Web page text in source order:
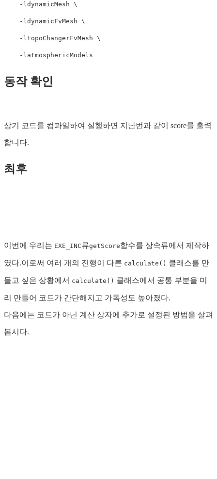
    -ldynamicMesh \
    -ldynamicFvMesh \
    -ltopoChangerFvMesh \
동작 확인
상기 코드를 컴파일하여 실행하면 지난번과 같이 score를 출력
합니다.
최후
이번에 우리는 EXE_INC류getScore함수를 상속류에서 제작하
였다.이로써 여러 개의 진행이 다른 calculate() 클래스를 만
들고 싶은 상황에서 calculate() 클래스에서 공통 부분을 미
리 만들어 코드가 간단해지고 가독성도 높아졌다.
다음에는 코드가 아닌 계산 상자에 추가로 설정된 방법을 살펴
봅시다.